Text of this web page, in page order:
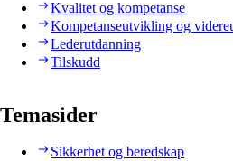
Kvalitet og kompetanse
Kompetanseutvikling og
Lederutdanning
Tilskudd
Temasider
Sikkerhet og beredskap